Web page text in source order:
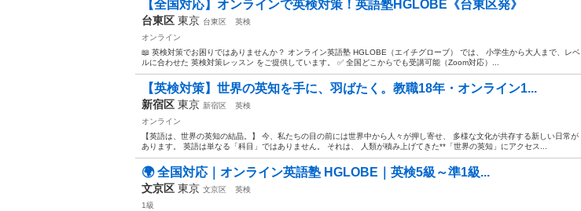
【全国対応】オンラインで英検対策！英語塾HGLOBE《台東区発》
台東区 東京 台東区
英検
オンライン
📖 英検対策でお困りではありませんか？ オンライン英語塾 HGLOBE（エイチグローブ） では、 小学生から大人まで、レベ
ルに合わせた 英検対策レッスン をご提供しています。 ✅ 全国どこからでも受講可能（Zoom対応）...
【英検対策】世界の英知を手に、羽ばたく。教職18年・オンライン1...
新宿区 東京 新宿区
英検
オンライン
【英語は、世界の英知の結晶。】 今、私たちの目の前には世界中から人々が押し寄せ、 多様な文化が共存する新しい日常が
あります。 英語は単なる「科目」ではありません。 それは、 人類が積み上げてきた**「世界の英知」にアクセス...
🌍 全国対応｜オンライン英語塾 HGLOBE｜英検5級～準1級...
文京区 東京 文京区
英検
1級